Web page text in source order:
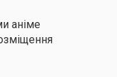
аніме